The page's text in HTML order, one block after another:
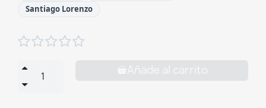
Santiago Lorenzo

Añade al carrito